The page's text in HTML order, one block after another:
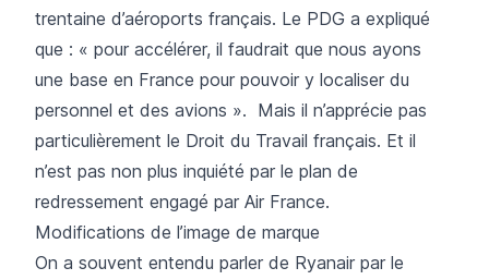
trentaine d’aéroports français. Le PDG a expliqué
que : « pour accélérer, il faudrait que nous ayons
une base en France pour pouvoir y localiser du
personnel et des avions ». Mais il n’apprécie pas
particulièrement le Droit du Travail français. Et il
n’est pas non plus inquiété par le plan de
redressement engagé par Air France.
Modifications de l’image de marque
On a souvent entendu parler de Ryanair par le